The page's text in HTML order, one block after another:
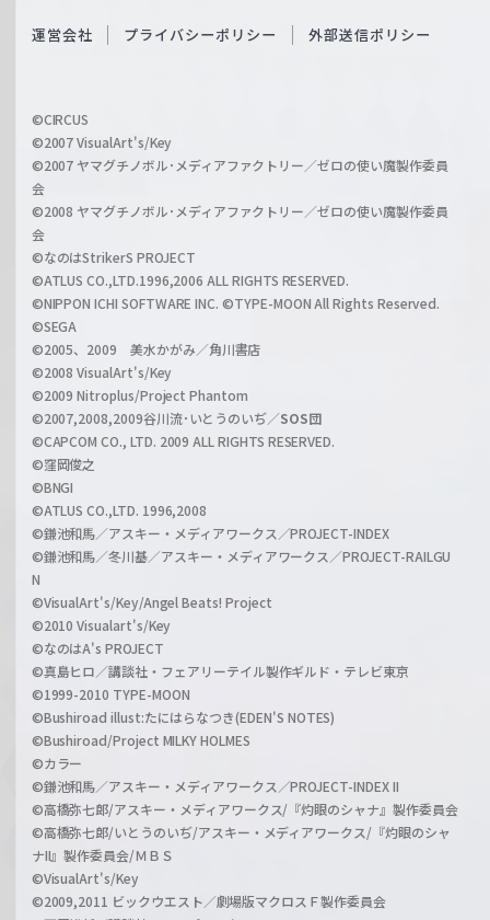
c
a
r
z
O
i
l
h
a
n
l
運営会社 プライバシーポリシー 外部送信ポリシー
©CIRCUS
©2007 VisualArt's/Key
©2007 ヤマグチノボル･メディアファクトリー／ゼロの使い魔製作委員
会
©2008 ヤマグチノボル･メディアファクトリー／ゼロの使い魔製作委員
会
©なのはStrikerS PROJECT
©ATLUS CO.,LTD.1996,2006 ALL RIGHTS RESERVED.
©NIPPON ICHI SOFTWARE INC. ©TYPE-MOON All Rights Reserved.
©SEGA
©2005、2009 美水かがみ／角川書店
©2008 VisualArt's/Key
©2009 Nitroplus/Project Phantom
©2007,2008,2009谷川流･いとうのいぢ／SOS団
©CAPCOM CO., LTD. 2009 ALL RIGHTS RESERVED.
©窪岡俊之
©BNGI
©ATLUS CO.,LTD. 1996,2008
©鎌池和馬／アスキー・メディアワークス／PROJECT-INDEX
©鎌池和馬／冬川基／アスキー・メディアワークス／PROJECT-RAILGU
N
©VisualArt's/Key/Angel Beats! Project
©2010 Visualart's/Key
©なのはA's PROJECT
©真島ヒロ／講談社・フェアリーテイル製作ギルド・テレビ東京
©1999-2010 TYPE-MOON
©Bushiroad illust:たにはらなつき(EDEN'S NOTES)
©Bushiroad/Project MILKY HOLMES
©カラー
©鎌池和馬／アスキー・メディアワークス／PROJECT-INDEX II
©高橋弥七郎/アスキー・メディアワークス/『灼眼のシャナ』製作委員会
©高橋弥七郎/いとうのいぢ/アスキー・メディアワークス/『灼眼のシャ
ナII』製作委員会/ＭＢＳ
©VisualArt's/Key
©2009,2011 ビックウエスト／劇場版マクロスＦ製作委員会